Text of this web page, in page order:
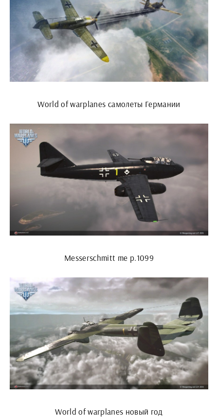
World of warplanes самолеты Германии
Messerschmitt me p.1099
World of warplanes новый год